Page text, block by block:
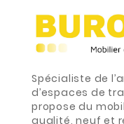
Spécialiste de
d’espaces de
propose du
qualité, neuf et